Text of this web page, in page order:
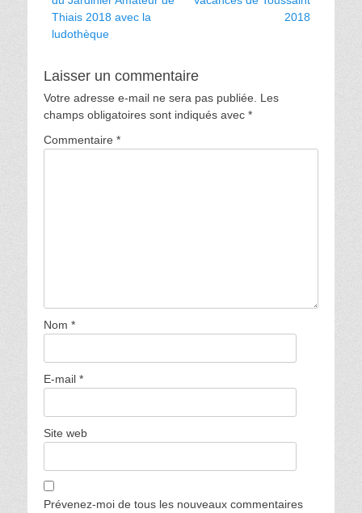
l’article
Thiais 2018 avec la
ludothèque
2018
Laisser un commentaire
Votre adresse e-mail ne sera pas publiée.
Les
champs obligatoires sont indiqués avec *
Commentaire *
Nom *
E-mail *
Site web
Prévenez-moi de tous les nouveaux commentaires